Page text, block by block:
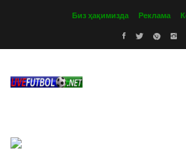
Биз ҳақимизда Реклама